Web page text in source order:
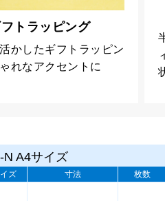
トラッピング
かしたギフトラッピン
れなアクセントに
N A4サイズ
ズ 寸法 枚数